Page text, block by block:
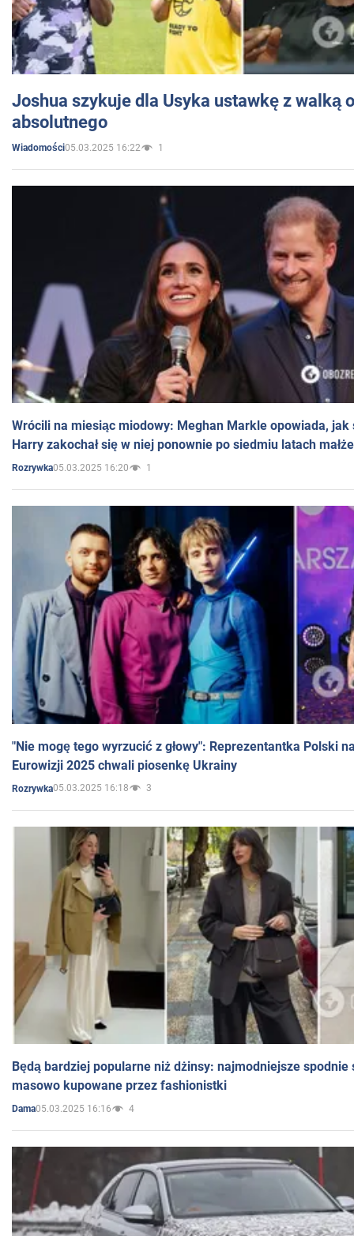
Joshua szykuje dla Usyka ustawkę z walką
absolutnego
Wiadomości05.03.2025 16:22 1
Wrócili na miesiąc miodowy: Meghan Markle opowiada, jak
Harry zakochał się w niej ponownie po siedmiu latach
Rozrywka05.03.2025 16:20 1
"Nie mogę tego wyrzucić z głowy": Reprezentantka Polski
Eurowizji 2025 chwali piosenkę Ukrainy
Rozrywka05.03.2025 16:18 3
Będą bardziej popularne niż dżinsy: najmodniejsze spodnie
masowo kupowane przez fashionistki
Dama05.03.2025 16:16 4